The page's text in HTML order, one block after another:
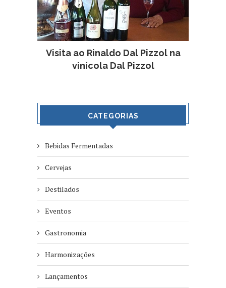
Visita ao Rinaldo Dal Pizzol na
vinícola Dal Pizzol
CATEGORIAS
Bebidas Fermentadas
Cervejas
Destilados
Eventos
Gastronomia
Harmonizações
Lançamentos